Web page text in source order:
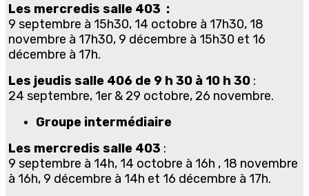
Les mercredis salle 403 :
9 septembre à 15h30, 14 octobre à 17h30, 18
novembre à 17h30, 9 décembre à 15h30 et 16
décembre à 17h.
Les jeudis salle 406 de 9 h 30 à 10 h 30 :
24 septembre, 1er & 29 octobre, 26 novembre.
Groupe intermédiaire
Les mercredis salle 403 :
9 septembre à 14h, 14 octobre à 16h , 18 novembre
à 16h, 9 décembre à 14h et 16 décembre à 17h.